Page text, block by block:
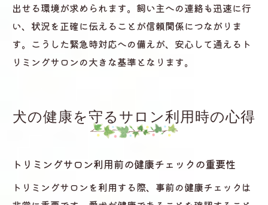
出せる環境が求められます。飼い主への連絡も迅速に行
い、状況を正確に伝えることが信頼関係につながりま
す。こうした緊急時対応への備えが、安心して通えるト
リミングサロンの大きな基準となります。
犬の健康を守るサロン利用時の心得
トリミングサロン利用前の健康チェックの重要性
トリミングサロンを利用する際、事前の健康チェックは